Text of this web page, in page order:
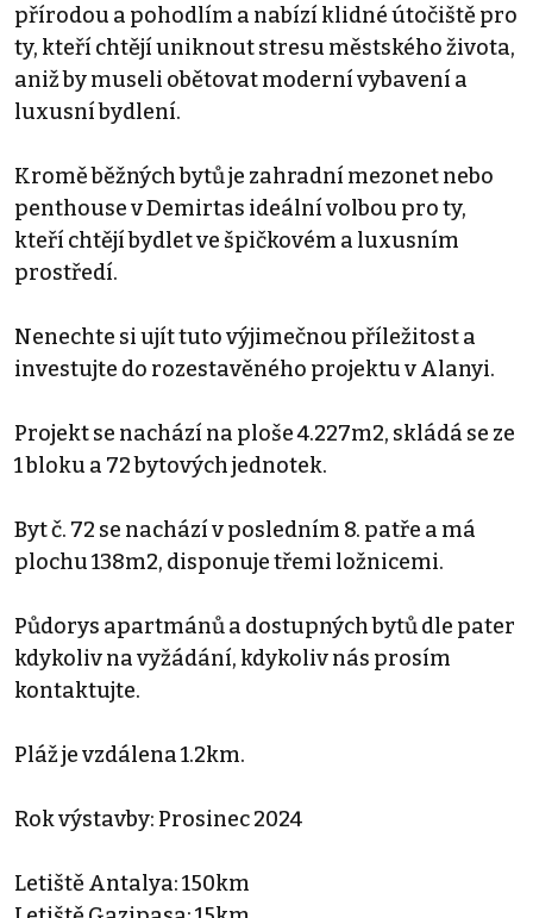
přírodou a pohodlím a nabízí klidné útočiště pro
ty, kteří chtějí uniknout stresu městského života,
aniž by museli obětovat moderní vybavení a
luxusní bydlení.
Kromě běžných bytů je zahradní mezonet nebo
penthouse v Demirtas ideální volbou pro ty,
kteří chtějí bydlet ve špičkovém a luxusním
prostředí.
Nenechte si ujít tuto výjimečnou příležitost a
investujte do rozestavěného projektu v Alanyi.
Projekt se nachází na ploše 4.227m2, skládá se ze
1 bloku a 72 bytových jednotek.
Byt č. 72 se nachází v posledním 8. patře a má
plochu 138m2, disponuje třemi ložnicemi.
Půdorys apartmánů a dostupných bytů dle pater
kdykoliv na vyžádání, kdykoliv nás prosím
kontaktujte.
Pláž je vzdálena 1.2km.
Rok výstavby: Prosinec 2024
Letiště Antalya: 150km